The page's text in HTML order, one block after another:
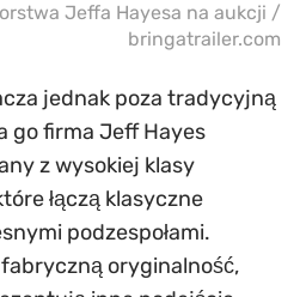
Jeffa Hayesa na aukcji /
bringatrailer.com
jednak poza tradycyjną
go firma Jeff Hayes
z wysokiej klasy
łączą klasyczne
podzespołami.
oryginalność,